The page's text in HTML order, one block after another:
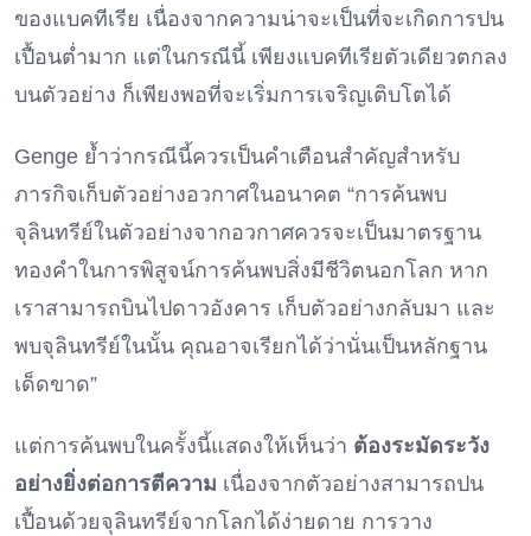
ของแบคทีเรีย เนื่องจากความน่าจะเป็นที่จะเกิดการปน
เปื้อนต่ำมาก แต่ในกรณีนี้ เพียงแบคทีเรียตัวเดียวตกลง
บนตัวอย่าง ก็เพียงพอที่จะเริ่มการเจริญเติบโตได้
Genge ย้ำว่ากรณีนี้ควรเป็นคำเตือนสำคัญสำหรับ
ภารกิจเก็บตัวอย่างอวกาศในอนาคต “การค้นพบ
จุลินทรีย์ในตัวอย่างจากอวกาศควรจะเป็นมาตรฐาน
ทองคำในการพิสูจน์การค้นพบสิ่งมีชีวิตนอกโลก หาก
เราสามารถบินไปดาวอังคาร เก็บตัวอย่างกลับมา และ
พบจุลินทรีย์ในนั้น คุณอาจเรียกได้ว่านั่นเป็นหลักฐาน
เด็ดขาด”
แต่การค้นพบในครั้งนี้แสดงให้เห็นว่า ต้องระมัดระวัง
อย่างยิ่งต่อการตีความ เนื่องจากตัวอย่างสามารถปน
เปื้อนด้วยจุลินทรีย์จากโลกได้ง่ายดาย การวาง